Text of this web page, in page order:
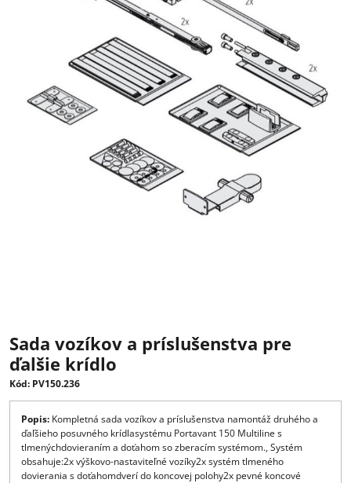
Sada vozíkov a príslušenstva pre
ďalšie krídlo
Kód: PV150.236